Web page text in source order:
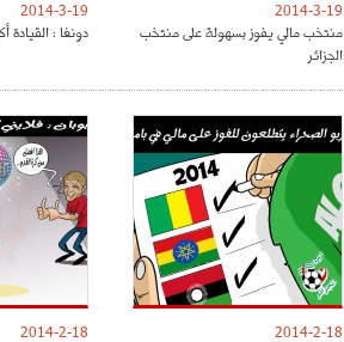
2014-3-19
منتخب مالي يفوز بسهولة على منتخب
الجزائر
2014-3-19
دونغا : القيادة
2014-2-18
2014-2-18